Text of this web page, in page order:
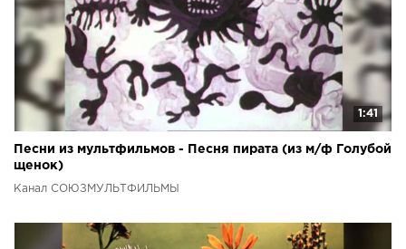
1:41
Песни из мультфильмов - Песня пирата (из м/ф Голубой
щенок)
Канал СОЮЗМУЛЬТФИЛЬМЫ